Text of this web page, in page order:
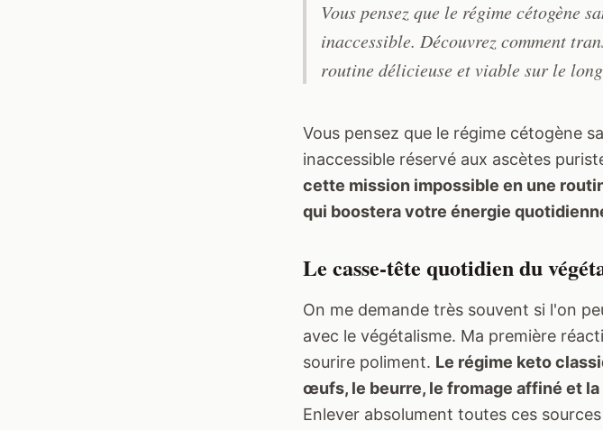
Vous pensez que le régime cétogène
inaccessible. Découvrez comment
routine délicieuse et viable sur le
Vous pensez que le régime cétogène
inaccessible réservé aux ascètes
cette mission impossible en une
qui boostera votre énergie
Le casse-tête quotidien du
On me demande très souvent si l'on
avec le végétalisme. Ma première
sourire poliment. Le régime keto
œufs, le beurre, le fromage affiné et
Enlever absolument toutes ces